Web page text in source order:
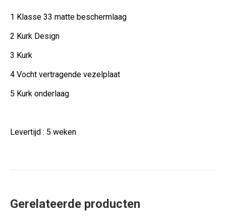
1 Klasse 33 matte beschermlaag
2 Kurk Design
3 Kurk
4 Vocht vertragende vezelplaat
5 Kurk onderlaag
Levertijd : 5 weken
Gerelateerde producten